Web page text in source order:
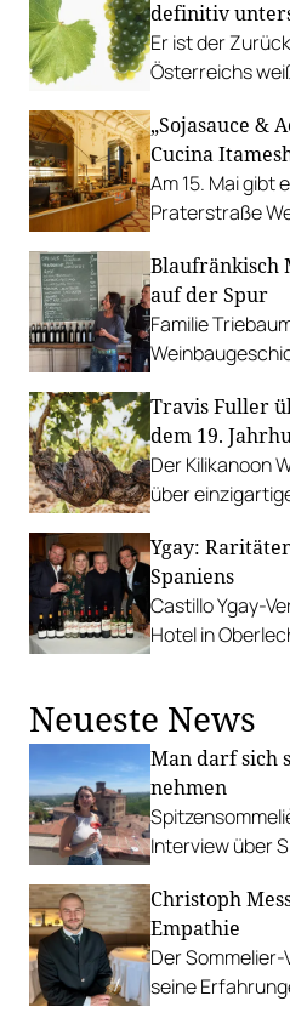
definitiv
Er ist der
Österreichs
Zug um Zug
der
Weingärten.
Renaissance
„Sojasauce &
Cucina
Am 15. Mai gibt
Praterstraße
Blaufränkisch
auf der Spur
Familie
die jüngeren
Travis Fuller
dem 19.
Der Kilikanoon
über
Ygay:
Spaniens
Castillo Ygay-
Hotel in
Neueste News
Man darf sich
nehmen
Interview über
performen.
Christoph
Empathie
Der
seine